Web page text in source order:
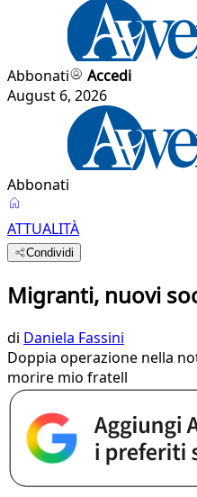
Abbonati
Accedi
August 6, 2026
Abbonati
ATTUALITÀ
Condividi
Migranti, nuovi
di Daniela Fassini
Doppia operazione nella
morire mio fratell